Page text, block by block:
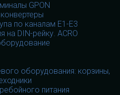
GPON
по каналам E1-E3
на DIN-рейку. ACRO
оборудования: корзины,
питания